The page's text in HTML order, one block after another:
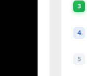
3
4
5